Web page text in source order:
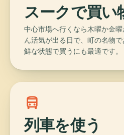
スークで買い
中心市場へ行くなら木曜か金
ん活気が出る日で、町の名物
鮮な状態で買うにも最適です。
directions_bus
列車を使う